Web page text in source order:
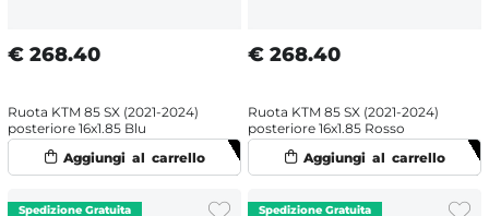
€ 268.40
Ruota KTM 85 SX (2021-2024)
posteriore 16x1.85 Blu
€ 268.40
Ruota KTM 85 SX (2021-2024)
posteriore 16x1.85 Rosso